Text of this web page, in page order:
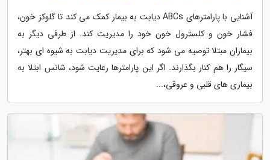
آشنایی با پارامترهای ABCs دیابت به بیمار کمک می کند تا گلوکز خون،
فشار خون و کلسترول خون خود را مدیریت کند. از طرفی دیگر به
بیماران مبتلا توصیه می شود که برای مدیریت دیابت به شیوه ای بهتر،
سیگار را هم کنار بگذارند. اگر این پارامترها رعایت شود، شانس ابتلا به
بیماری های قلبی و عروقی،...